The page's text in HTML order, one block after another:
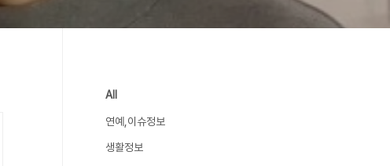
All
연예,이슈정보
생활정보